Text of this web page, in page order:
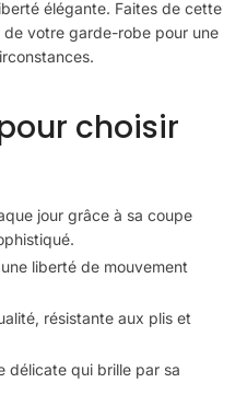
élégante. Faites de cette
de votre garde-robe pour une
choisir
jour grâce à sa coupe
liberté de mouvement
résistante aux plis et
délicate qui brille par sa